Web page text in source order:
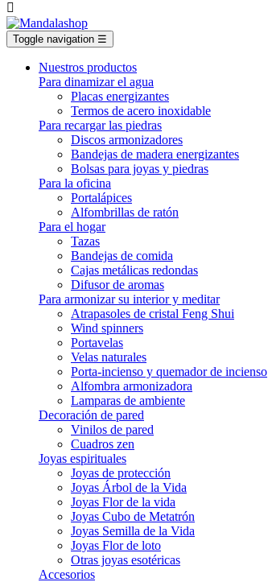

Toggle navigation ☰
Nuestros productos
Para dinamizar el agua
Placas energizantes
Termos de acero inoxidable
Para recargar las piedras
Discos armonizadores
Bandejas de madera energizantes
Bolsas para joyas y piedras
Para la oficina
Portalápices
Alfombrillas de ratón
Para el hogar
Tazas
Bandejas de comida
Cajas metálicas redondas
Difusor de aromas
Para armonizar su interior y meditar
Atrapasoles de cristal Feng Shui
Wind spinners
Portavelas
Velas naturales
Porta-incienso y quemador de incienso
Alfombra armonizadora
Lamparas de ambiente
Decoración de pared
Vinilos de pared
Cuadros zen
Joyas espirituales
Joyas de protección
Joyas Árbol de la Vida
Joyas Flor de la vida
Joyas Cubo de Metatrón
Joyas Semilla de la Vida
Joyas Flor de loto
Otras joyas esotéricas
Accesorios